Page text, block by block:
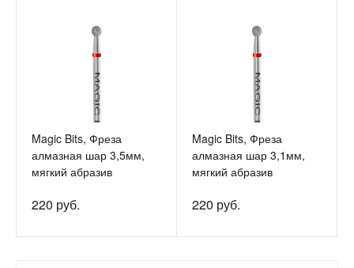
Magic Bits, Фреза
алмазная шар 3,5мм,
мягкий абразив
220 руб.
Magic Bits, Фреза
алмазная шар 3,1мм,
мягкий абразив
220 руб.